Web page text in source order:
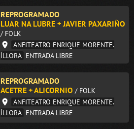
REPROGRAMADO
LUAR NA LUBRE + JAVIER PAXARIÑO
/ FOLK
ANFITEATRO ENRIQUE MORENTE.
ÍLLORA ENTRADA LIBRE
REPROGRAMADO
ACETRE + ALICORNIO / FOLK
ANFITEATRO ENRIQUE MORENTE.
ÍLLORA ENTRADA LIBRE